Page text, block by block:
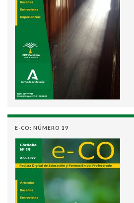
E-CO: NÚMERO 19